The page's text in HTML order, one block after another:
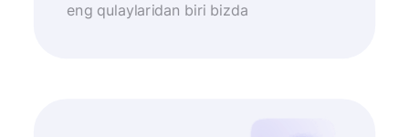
eng qulaylaridan biri bizda